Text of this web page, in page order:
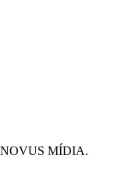
NOVUS MÍDIA.